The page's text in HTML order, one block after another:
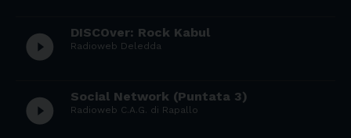
play_circle_filled DISCOver: Rock Kabul
Radioweb Deledda
play_circle_filled Social Network (Puntata 3)
Radioweb C.A.G. di Rapallo